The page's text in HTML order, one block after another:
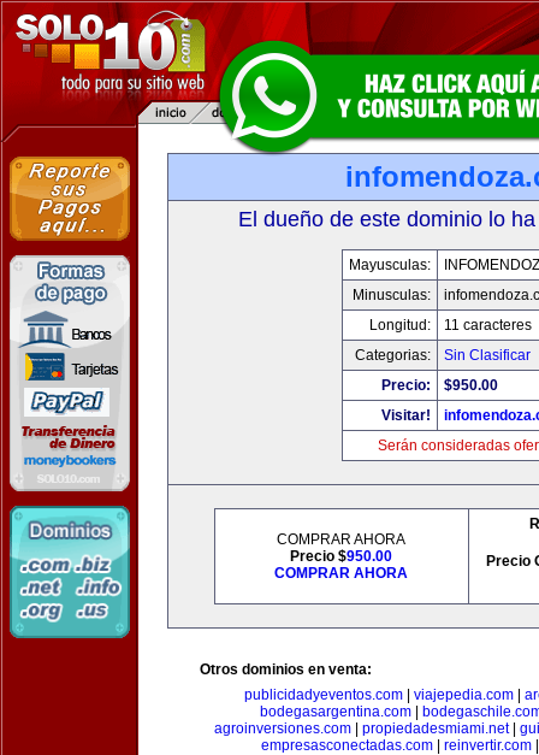
El dueño de este dominio lo
Mayusculas:
Minusculas:
Longitud:
11 caracteres
Categorias:
Sin Clasificar
Precio:
$950.00
Visitar!
Serán consideradas
COMPRAR AHORA
Precio $950.00
COMPRAR AHORA
Precio
Otros dominios en venta:
publicidadyeventos.com| viajepedia.com|
bodegasargentina.com|
agroinversiones.com
propiedadesmiami.net|
empresasconectadas.com| reinvertir.com